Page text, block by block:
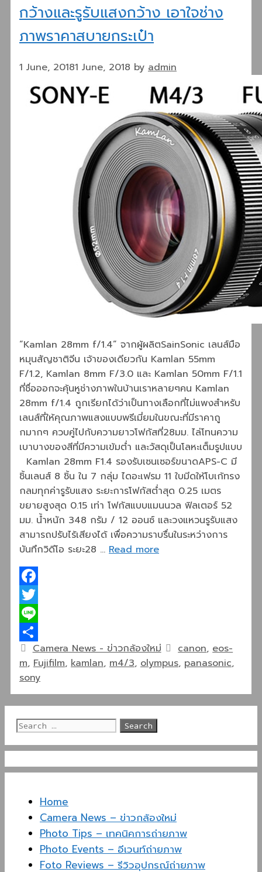
กว้างและรูรับแสงกว้าง เอาใจช่าง
ภาพราคาสบายกระเป๋า
1 June, 20181 June, 2018 by admin
“Kamlan 28mm f/1.4” จากผู้ผลิตSainSonic เลนส์มือ
หมุนสัญชาติจีน เจ้าของเดียวกัน Kamlan 55mm
F/1.2, Kamlan 8mm F/3.0 และ Kamlan 50mm F/1.1
ที่ชื่อออกจะคุ้นหูช่างภาพในบ้านเราหลายๆคน Kamlan
28mm f/1.4 ถูกเรียกได้ว่าเป็นทางเลือกที่ไม่แพงสำหรับ
เลนส์ที่ให้คุณภาพแสงแบบพรีเมี่ยมในขณะที่มีราคาถู
กมากๆ ควบคู่ไปกับความยาวโฟกัสที่28มม. ไล่โทนความ
เบาบางของสีที่มีความเข้มต่ำ และวัสดุเป็นโลหะเต็มรูปแบบ
Kamlan 28mm F1.4 รองรับเซนเซอร์ขนาดAPS-C มี
ชิ้นเลนส์ 8 ชิ้น ใน 7 กลุ่ม ไดอะเฟรม 11 ใบมีดให้โบเก้ทรง
กลมทุกค่ารูรับแสง ระยะการโฟกัสต่ำสุด 0.25 เมตร
ขยายสูงสุด 0.15 เท่า โฟกัสแบบแมนนวล ฟิลเตอร์ 52
มม. น้ำหนัก 348 กรัม / 12 ออนซ์ และวงแหวนรูรับแสง
สามารถปรับไร้เสียงได้ เพื่อความราบรื่นในระหว่างการ
บันทึกวิดีโอ ระยะ28 … Read more
Facebook
Twitter
Line
ShareCategories
Camera News - ข่าวกล้องใหม่ Tags
canon, eos-
m, Fujifilm, kamlan, m4/3, olympus, panasonic,
sony
Search
Home
Camera News – ข่าวกล้องใหม่
Photo Tips – เทคนิคการถ่ายภาพ
Photo Events – อีเวนท์ถ่ายภาพ
Foto Reviews – รีวิวอุปกรณ์ถ่ายภาพ